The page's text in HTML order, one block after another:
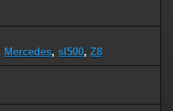
Mercedes, sl500, Z8